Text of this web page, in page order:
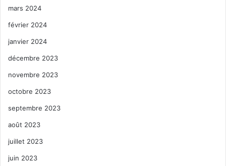
mars 2024
février 2024
janvier 2024
décembre 2023
novembre 2023
octobre 2023
septembre 2023
août 2023
juillet 2023
juin 2023